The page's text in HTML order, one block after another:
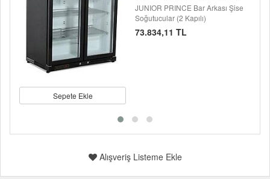
Sepete Ekle
JUNIOR PRINCE Bar Arkası Şise
Soğutucular (2 Kapılı)
73.834,11 TL
Alışveriş Listeme Ekle